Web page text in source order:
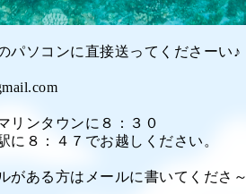
パソコンに直接送ってくださーい♪
リンタウンに８：３０
に８：４７でお越しください。
がある方はメールに書いてくださ